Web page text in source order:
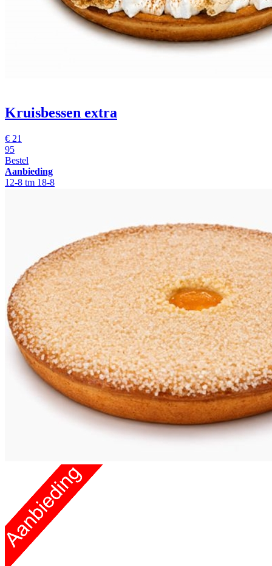
Kruisbessen extra
€ 21
95
Bestel
Aanbieding
12-8 tm 18-8